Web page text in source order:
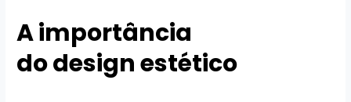
A importância
do design estético